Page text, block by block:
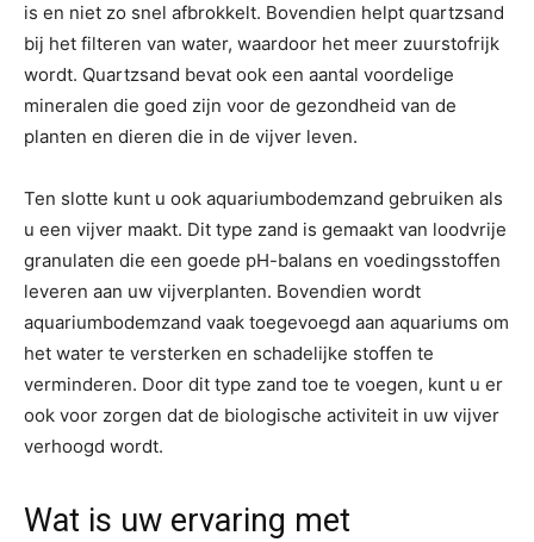
is en niet zo snel afbrokkelt. Bovendien helpt quartzsand
bij het filteren van water, waardoor het meer zuurstofrijk
wordt. Quartzsand bevat ook een aantal voordelige
mineralen die goed zijn voor de gezondheid van de
planten en dieren die in de vijver leven.
Ten slotte kunt u ook aquariumbodemzand gebruiken als
u een vijver maakt. Dit type zand is gemaakt van loodvrije
granulaten die een goede pH-balans en voedingsstoffen
leveren aan uw vijverplanten. Bovendien wordt
aquariumbodemzand vaak toegevoegd aan aquariums om
het water te versterken en schadelijke stoffen te
verminderen. Door dit type zand toe te voegen, kunt u er
ook voor zorgen dat de biologische activiteit in uw vijver
verhoogd wordt.
Wat is uw ervaring met